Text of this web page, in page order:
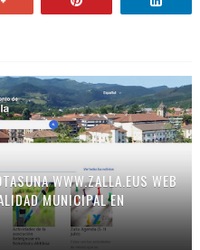
WWW.ZALLA.EUS WEB
MUNICIPAL EN